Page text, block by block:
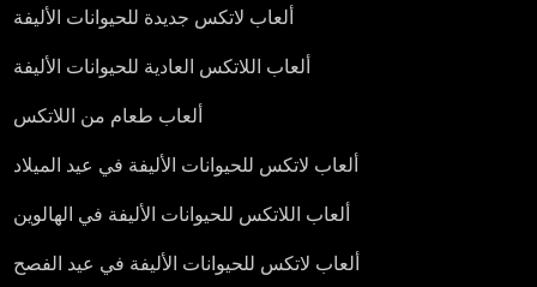
ألعاب لاتكس جديدة للحيوانات الأليفة
ألعاب اللاتكس العادية للحيوانات الأليفة
ألعاب طعام من اللاتكس
ألعاب لاتكس للحيوانات الأليفة في عيد الميلاد
ألعاب اللاتكس للحيوانات الأليفة في الهالوين
ألعاب لاتكس للحيوانات الأليفة في عيد الفصح